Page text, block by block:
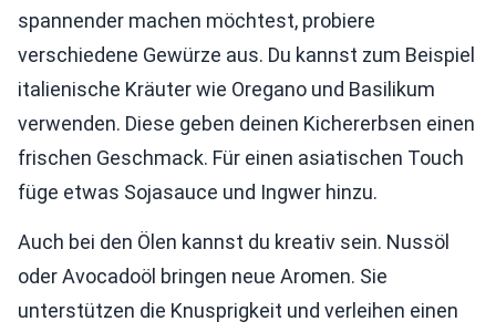
spannender machen möchtest, probiere
verschiedene Gewürze aus. Du kannst zum Beispiel
italienische Kräuter wie Oregano und Basilikum
verwenden. Diese geben deinen Kichererbsen einen
frischen Geschmack. Für einen asiatischen Touch
füge etwas Sojasauce und Ingwer hinzu.
Auch bei den Ölen kannst du kreativ sein. Nussöl
oder Avocadoöl bringen neue Aromen. Sie
unterstützen die Knusprigkeit und verleihen einen